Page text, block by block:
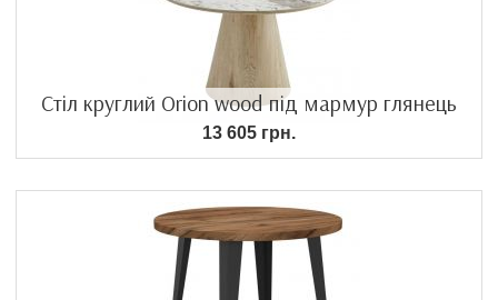
Стіл круглий Orion wood під мармур глянець
13 605 грн.